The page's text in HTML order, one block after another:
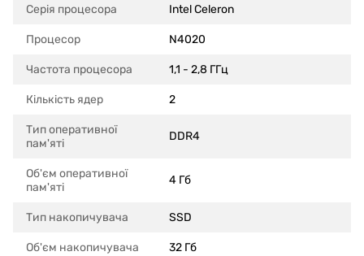
Серія процесора Intel Celeron
Процесор N4020
Частота процесора 1,1 - 2,8 ГГц
Кількість ядер 2
Тип оперативної
пам'яті
DDR4
Об'єм оперативної
пам'яті
4 Гб
Тип накопичувача SSD
Об'єм накопичувача 32 Гб